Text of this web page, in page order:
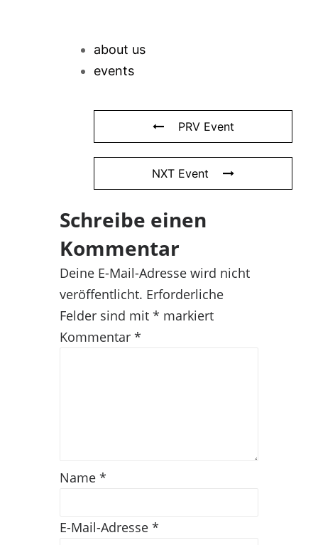
about us
events
PRV Event
NXT Event
Schreibe einen
Kommentar
Deine E-Mail-Adresse wird nicht
veröffentlicht. Erforderliche
Felder sind mit * markiert
Kommentar *
Name *
E-Mail-Adresse *